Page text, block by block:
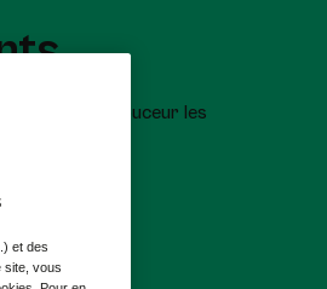
éliminer en douceur les
et des
site, vous